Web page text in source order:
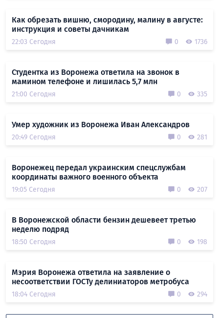
Как обрезать вишню, смородину, малину в августе:
инструкция и советы дачникам
22:03 Сегодня 0 1736
Студентка из Воронежа ответила на звонок в
мамином телефоне и лишилась 5,7 млн
21:00 Сегодня 0 335
Умер художник из Воронежа Иван Александров
20:49 Сегодня 0 281
Воронежец передал украинским спецслужбам
координаты важного военного объекта
19:05 Сегодня 0 207
В Воронежской области бензин дешевеет третью
неделю подряд
18:50 Сегодня 0 198
Мэрия Воронежа ответила на заявление о
несоответствии ГОСТу делиниаторов метробуса
18:04 Сегодня 0 294